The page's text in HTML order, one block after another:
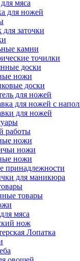
мяса
для ножей
для заточки
камни
точилки
доски
ножи
доски
для ножей
для ножей с
для ножей
работы
ножи
ножи
ножи
для маникюра
товары
мяса
нож
Лопатка